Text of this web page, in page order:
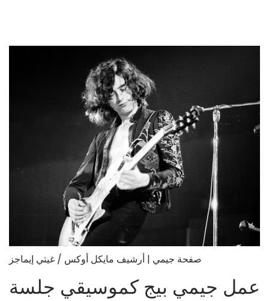
صفحة جيمي | أرشيف مايكل أوكس / غيتي إيماجز
عمل جيمي بيج كموسيقي جلسة